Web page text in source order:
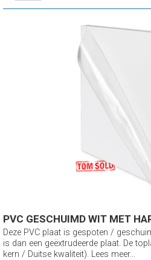
PVC GESCHUIMD WIT MET
Deze PVC plaat is gespoten /
is dan een geëxtrudeerde plaat. De
kern / Duitse kwaliteit). Lees meer...